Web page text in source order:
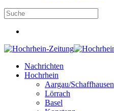
Nachrichten
Hochrhein
Aargau/Schaffhausen
Lörrach
Basel